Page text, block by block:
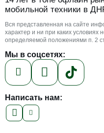
мобильной техники в
Вся представленная на сайте
характер и ни при каких условиях
определяемой положениями п. 2
Мы в соцсетях:
Написать нам: